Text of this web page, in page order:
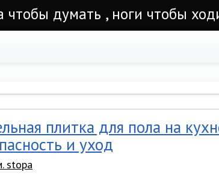
чтобы думать , ноги чтобы
плитка для пола на
и уход
stopa